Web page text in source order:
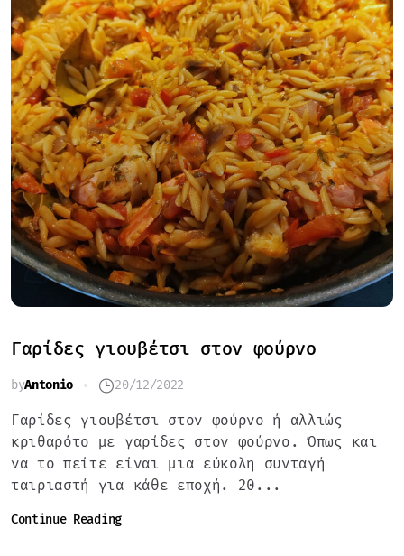
Γαρίδες γιουβέτσι στον φούρνο
byAntonio 20/12/2022
Γαρίδες γιουβέτσι στον φούρνο ή αλλιώς
κριθαρότο με γαρίδες στον φούρνο. Όπως και
να το πείτε είναι μια εύκολη συνταγή
ταιριαστή για κάθε εποχή. 20...
Continue Reading